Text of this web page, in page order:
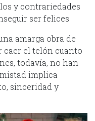
y contrariedades
ser felices
amarga obra de
caer el telón cuanto
todavía, no han
implica
sinceridad y